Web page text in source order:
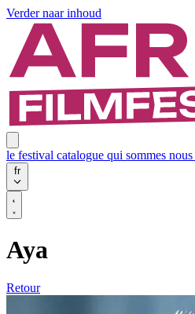
Verder naar inhoud
le festival catalogue qui sommes nous
fr
Aya
Retour